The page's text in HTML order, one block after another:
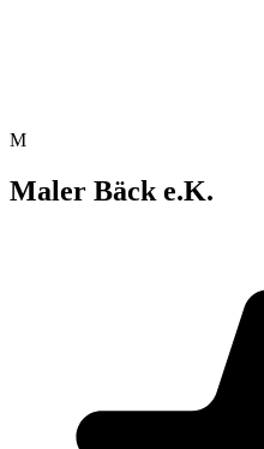
M
Maler Bäck e.K.